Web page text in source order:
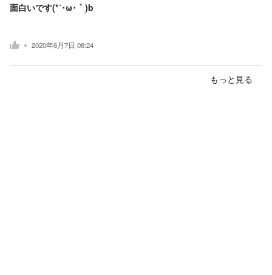
面白いです(*´･ω･｀)b
2020年6月7日 08:24
もっと見る